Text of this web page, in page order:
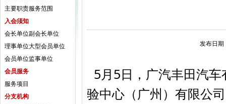
主要职责服务范围
入会须知
会长单位副会长单位
理事单位大型会员单位
会员单位监事单位
会员服务
服务项目
分支机构
发布日期
5月5日，广汽丰田汽
验中心（广州）有限公